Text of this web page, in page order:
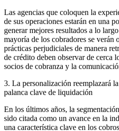
Las agencias que coloquen la
de sus operaciones estarán en una
generar mejores resultados a lo
mayoría de los cobradores se verán
prácticas perjudiciales de manera
de crédito deben observar de cerca
socios de cobranza y la
3. La personalización reemplazará
palanca clave de liquidación
En los últimos años, la
sido citada como un avance en la
una característica clave en los